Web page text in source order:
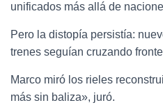
unificados más allá de
Pero la distopía persistía:
trenes seguían cruzando
Marco miró los rieles
más sin baliza», juró.